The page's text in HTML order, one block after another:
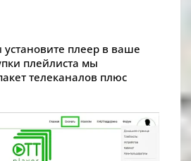
установите плеер в ваше
плейлиста мы
телеканалов плюс